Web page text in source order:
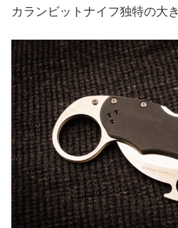
カランビットナイフ独特の大